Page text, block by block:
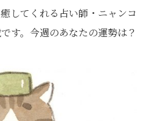
してくれる占い師・ニャンコ
す。今週のあなたの運勢は？